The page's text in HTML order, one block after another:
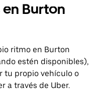
Burton
ritmo en Burton
estén disponibles),
tu propio vehículo o
a través de Uber.